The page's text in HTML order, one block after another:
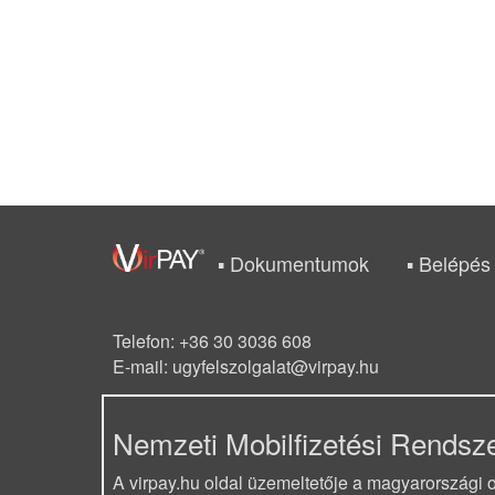
Dokumentumok
Telefon: +36 30 3036 608
E-mail: ugyfelszolgalat@virpay.hu
Nemzeti Mobilfizetési
A virpay.hu oldal üzemeltetője a